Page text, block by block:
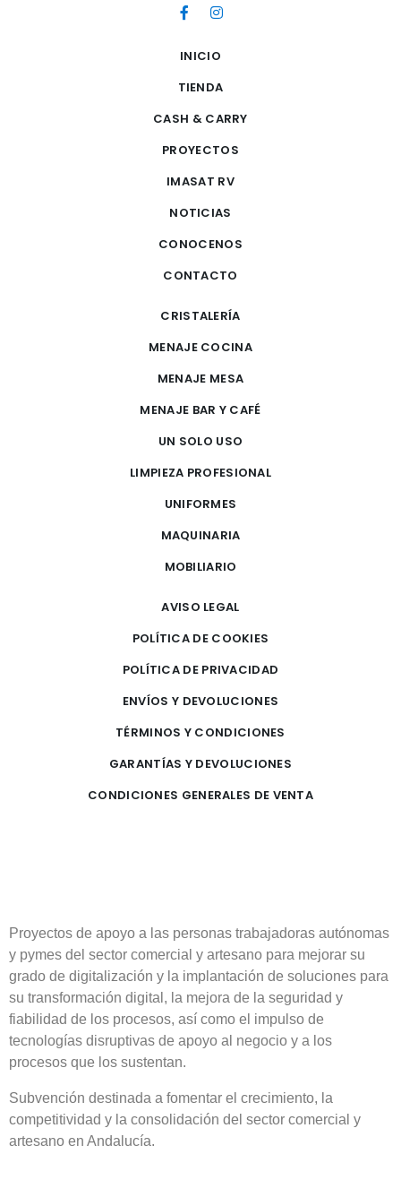
INICIO
TIENDA
CASH & CARRY
PROYECTOS
IMASAT RV
NOTICIAS
CONOCENOS
CONTACTO
CRISTALERÍA
MENAJE COCINA
MENAJE MESA
MENAJE BAR Y CAFÉ
UN SOLO USO
LIMPIEZA PROFESIONAL
UNIFORMES
MAQUINARIA
MOBILIARIO
AVISO LEGAL
POLÍTICA DE COOKIES
POLÍTICA DE PRIVACIDAD
ENVÍOS Y DEVOLUCIONES
TÉRMINOS Y CONDICIONES
GARANTÍAS Y DEVOLUCIONES
CONDICIONES GENERALES DE VENTA
Proyectos de apoyo a las personas trabajadoras autónomas
y pymes del sector comercial y artesano para mejorar su
grado de digitalización y la implantación de soluciones para
su transformación digital, la mejora de la seguridad y
fiabilidad de los procesos, así como el impulso de
tecnologías disruptivas de apoyo al negocio y a los
procesos que los sustentan.
Subvención destinada a fomentar el crecimiento, la
competitividad y la consolidación del sector comercial y
artesano en Andalucía.